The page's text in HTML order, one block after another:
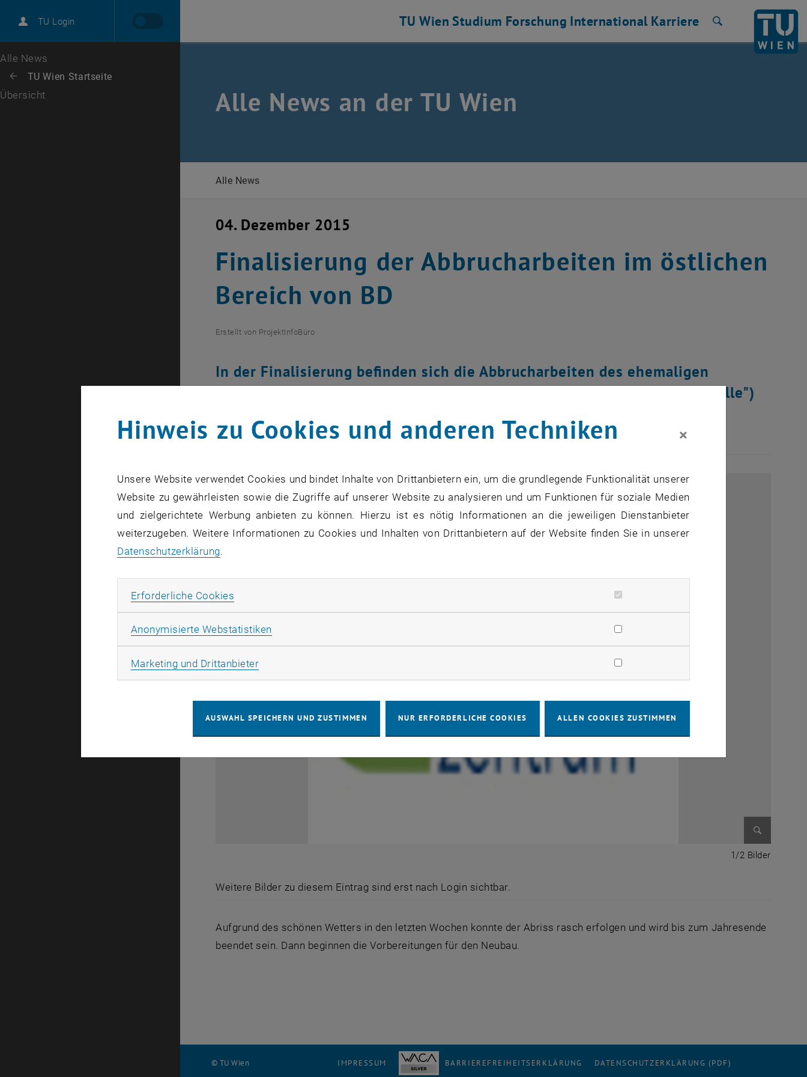
TU Login
Karriere
Zur 1. Menü Ebene
Alle News
Zurück: Subseiten von TU Wien Startseite auflisten
Zurück zur letzten Ebene:
TU Wien Startseite
Übersicht
TU Wien Studium Forschung International Karriere
Alle News an der TU Wien
Alle News
04. Dezember 2015
Finalisierung der Abbrucharbeiten im östlichen
Bereich von BD
Erstellt von ProjektInfoBüro
In der Finalisierung befinden sich die Abbrucharbeiten des ehemaligen
Institutes für Energietechnik und Thermodynamik ("Tonne" bzw. "Brandhalle")
Bild
1/2 Bilder
Weitere Bilder zu diesem Eintrag sind erst nach Login sichtbar.
Aufgrund des schönen Wetters in den letzten Wochen konnte der Abriss rasch erfolgen und wird bis zum Jahresende
beendet sein. Dann beginnen die Vorbereitungen für den Neubau.
© TU Wien IMPRESSUM BARRIEREFREIHEITSERKLÄRUNG DATENSCHUTZERKLÄRUNG (PDF)
Hinweis zu Cookies und anderen Techniken ×
Unsere Website verwendet Cookies und bindet Inhalte von Drittanbietern ein, um die grundlegende Funktionalität unserer
Website zu gewährleisten sowie die Zugriffe auf unserer Website zu analysieren und um Funktionen für soziale Medien
und zielgerichtete Werbung anbieten zu können. Hierzu ist es nötig Informationen an die jeweiligen Dienstanbieter
weiterzugeben. Weitere Informationen zu Cookies und Inhalten von Drittanbietern auf der Website finden Sie in unserer
Datenschutzerklärung.
Erforderliche Cookies
Anonymisierte Webstatistiken
Marketing und DrittanbieterMarketing Cookies zulassen
AUSWAHL SPEICHERN UND ZUSTIMMEN NUR ERFORDERLICHE COOKIES ALLEN COOKIES ZUSTIMMEN